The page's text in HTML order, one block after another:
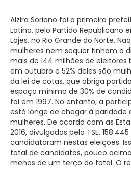
Alzira Soriano foi a primeira
Latina, pelo Partido Republicano
Lajes, no Rio Grande do Norte.
mulheres nem sequer tinham o
mais de 144 milhões de eleitores
em outubro e 52% deles são
da lei de cotas, que obriga
espaço mínimo de 30% de
foi em 1997. No entanto, a
está longe de chegar à paridade
mulheres. De acordo com as
2016, divulgadas pelo TSE,
candidataram nestas eleições.
total de candidatos, pouco
menos de um terço do total. O